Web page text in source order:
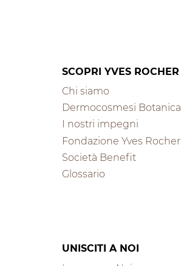
SCOPRI YVES ROCHER
Chi siamo
Dermocosmesi Botanica
I nostri impegni
Fondazione Yves Rocher
Società Benefit
Glossario
UNISCITI A NOI
Lavora con Noi